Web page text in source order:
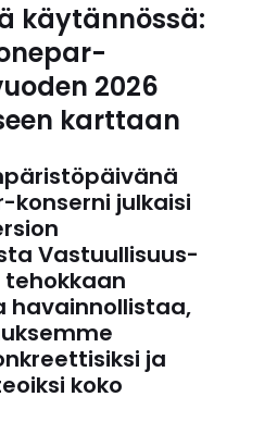
käytännössä:
2026
karttaan
konserni julkaisi
Vastuullisuus-
havainnollistaa,
ja
koko